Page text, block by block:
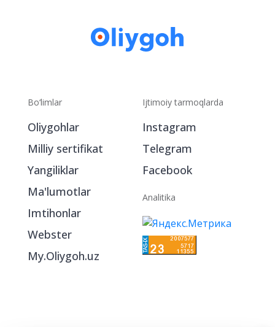
Bo‘limlar
Oliygohlar
Imtihonlar
Ijtimoiy tarmoqlarda
Telegram
Facebook
Analitika